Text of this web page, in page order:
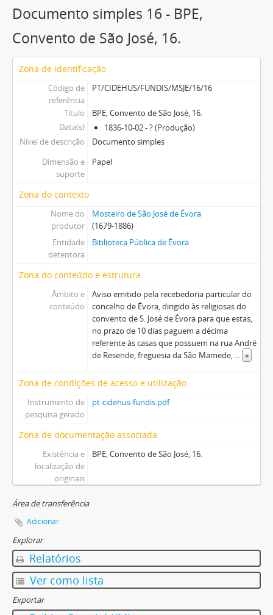
Documento simples 16 - BPE,
Convento de São José, 16.
Zona de identificação
Código de
referência
PT/CIDEHUS/FUNDIS/MSJE/16/16
Título
BPE, Convento de São José, 16.
Data(s)
1836-10-02 - ? (Produção)
Nível de descrição
Documento simples
Dimensão e
suporte
Papel
Zona do contexto
Nome do
produtor
Mosteiro de São José de Évora
(1679-1886)
Entidade
detentora
Biblioteca Pública de Évora
Zona do conteúdo e estrutura
Âmbito e
conteúdo
Aviso emitido pela recebedoria particular do
concelho de Évora, dirigido às religiosas do
convento de S. José de Évora para que estas,
no prazo de 10 dias paguem a décima
referente às casas que possuem na rua André
de Resende, freguesia da São Mamede, ... »
Zona de condições de acesso e utilização
Instrumento de
pesquisa gerado
pt-cidehus-fundis.pdf
Zona de documentação associada
Existência e
localização de
originais
BPE, Convento de São José, 16.
Área de transferência
Adicionar
Explorar
Relatórios
Ver como lista
Exportar